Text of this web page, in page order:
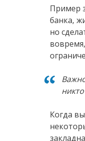
Пример
банка,
но
Когда